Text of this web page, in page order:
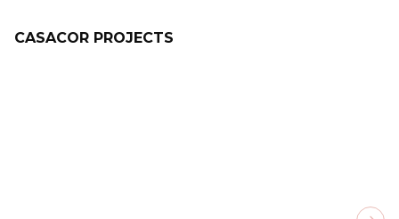
CASACOR PROJECTS